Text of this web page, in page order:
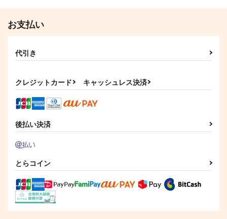
550円（税込）
電
サンプル
880円（税込） 660円（税込）
I/RO
めるくまある/ALL.
お支払い
代引き
クレジットカード キャッシュレス決済
後払い決済
とらコイン